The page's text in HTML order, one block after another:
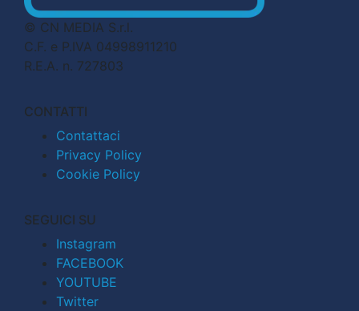
© CN MEDIA S.r.l.
C.F. e P.IVA 04998911210
R.E.A. n. 727803
CONTATTI
Contattaci
Privacy Policy
Cookie Policy
SEGUICI SU
Instagram
FACEBOOK
YOUTUBE
Twitter